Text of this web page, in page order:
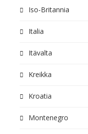
Iso-Britannia
Italia
Itävalta
Kreikka
Kroatia
Montenegro